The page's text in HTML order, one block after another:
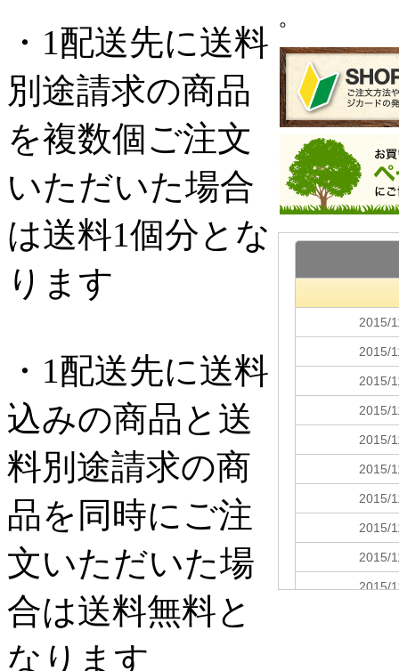
。
・1配送先に送料
別途請求の商品
を複数個ご注文
いただいた場合
は送料1個分とな
ります
・1配送先に送料
込みの商品と送
料別途請求の商
品を同時にご注
文いただいた場
合は送料無料と
なります